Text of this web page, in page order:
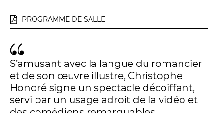
Abonnez-vous en ligne
contact@theatredenice.org
BILLETTERIE 04 93 13 19 00
ADMINISTRATION 04 93 13 90 90
PROGRAMME DE SALLE
S’amusant avec la langue du romancier
et de son œuvre illustre, Christophe
Honoré signe un spectacle décoiffant,
servi par un usage adroit de la vidéo et